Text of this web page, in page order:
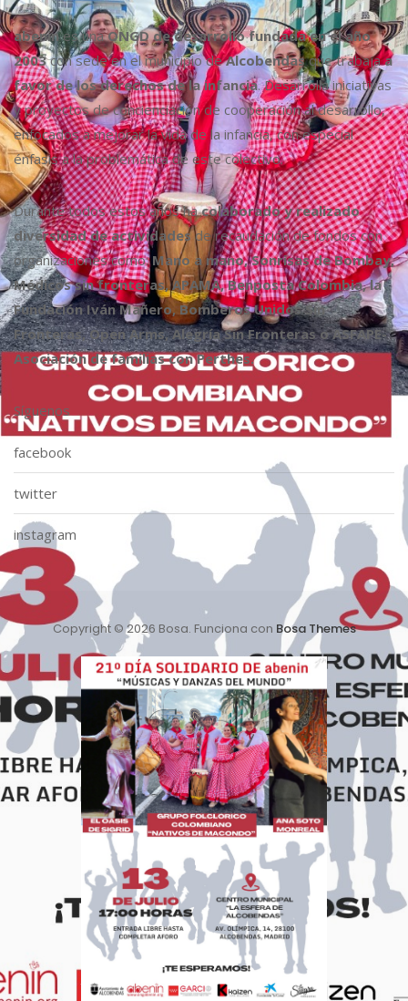
abenines unaONGD de desarrollo fundada en el año
2003con sede en el municipio deAlcobendasque trabajaa
favor de los derechos de la infancia. Desarrolla iniciativas
y proyectos de concienciación de cooperación al desarrollo,
enfocados a mejorar la vida de la infancia, con especial
énfasis a la problemática de este colectivo.
Durante todos estos años hacolaborado y realizado
diversidad de actividadesde recaudación de fondos con
organizaciones como:Mano a mano, Sonrisas de Bombay,
Médicos sin fronteras, APAMA, Benposta Colombia, la
Fundación Iván Mañero, Bomberos Unidos Sin
Fronteras, Open Arms, Alegría Sin Fronteras o ASFAPE-
Asociación de familias con Perthes.
Síguenos
facebook
twitter
instagram
Copyright © 2026 Bosa. Funciona con Bosa Themes